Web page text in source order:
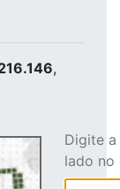
,
Digite
lado no